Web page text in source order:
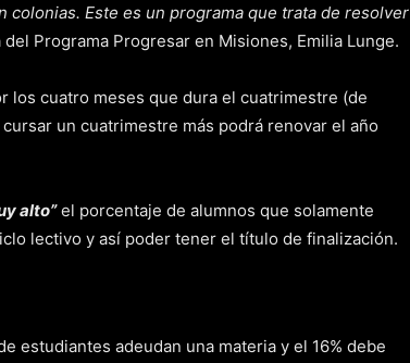
colonias. Este es un programa que trata de resolver
Programa Progresar en Misiones, Emilia Lunge.
los cuatro meses que dura el cuatrimestre (de
un cuatrimestre más podrá renovar el año
alto” el porcentaje de alumnos que solamente
lectivo y así poder tener el título de finalización.
estudiantes adeudan una materia y el 16% debe